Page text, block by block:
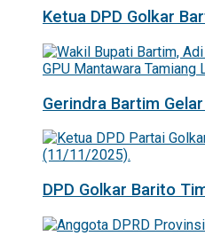
Ketua DPD Golkar
Gerindra Bartim
DPD Golkar Barito